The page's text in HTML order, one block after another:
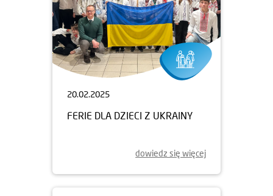
20.02.2025
FERIE DLA DZIECI Z UKRAINY
dowiedz się więcej